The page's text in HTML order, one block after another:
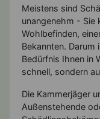
Meistens sind
unangenehm - Sie
Wohlbefinden,
Bekannten. Darum
Bedürfnis Ihnen in
schnell, sondern
Die Kammerjäger
Außenstehende